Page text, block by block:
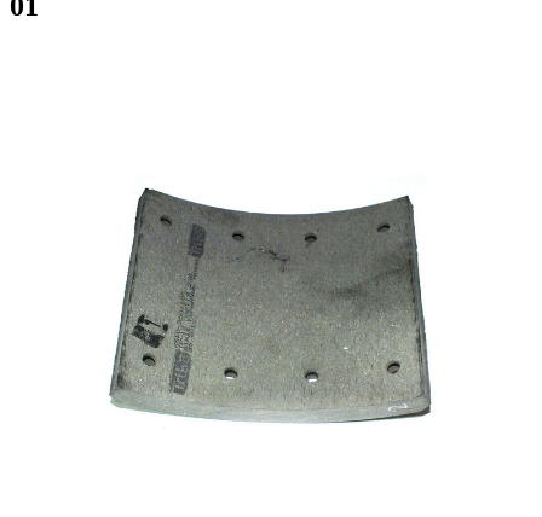
01